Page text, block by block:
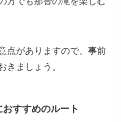
点がありますので、事前
きましょう。
すすめのルート